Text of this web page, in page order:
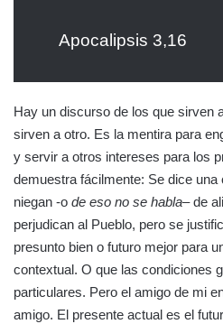
Apocalipsis 3,16
Hay un discurso de los que sirven
sirven a otro. Es la mentira para
y servir a otros intereses para los
demuestra fácilmente: Se dice
niegan -o de eso no se habla– de
perjudican al Pueblo, pero se
presunto bien o futuro mejor para
contextual. O que las condiciones
particulares. Pero el amigo de mi
amigo. El presente actual es el